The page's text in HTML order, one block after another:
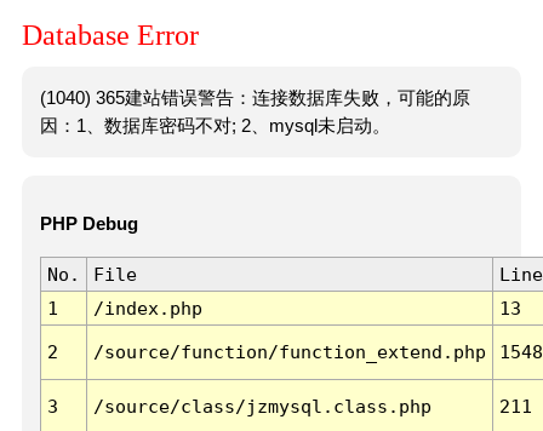
Database Error
(1040) 365建站错误警告：连接数据库失败，可能的原
因：1、数据库密码不对; 2、mysql未启动。
PHP Debug
No. File
Line
1
/index.php 13
2 /source/function/function_extend.php 1548
3 /source/class/jzmysql.class.php 211